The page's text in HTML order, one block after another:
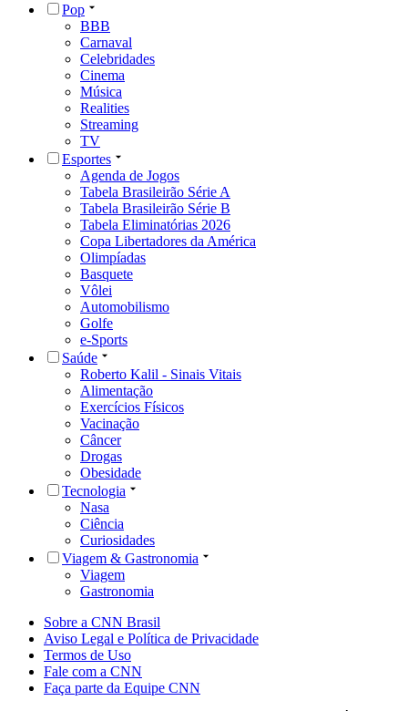
Pop
BBB
Carnaval
Celebridades
Cinema
Música
Realities
Streaming
TV
Esportes
Agenda de Jogos
Tabela Brasileirão Série A
Tabela Brasileirão Série B
Tabela Eliminatórias 2026
Copa Libertadores da América
Olimpíadas
Basquete
Vôlei
Automobilismo
Golfe
e-Sports
Saúde
Roberto Kalil - Sinais Vitais
Alimentação
Exercícios Físicos
Vacinação
Câncer
Drogas
Obesidade
Tecnologia
Nasa
Ciência
Curiosidades
Viagem & Gastronomia
Viagem
Gastronomia
Sobre a CNN Brasil
Aviso Legal e Política de Privacidade
Termos de Uso
Fale com a CNN
Faça parte da Equipe CNN